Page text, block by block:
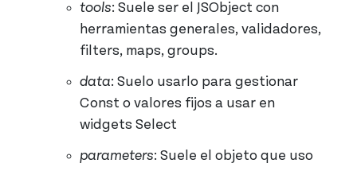
tools: Suele ser el JSObject con
herramientas generales, validadores,
filters, maps, groups.
data: Suelo usarlo para gestionar
Const o valores fijos a usar en
widgets Select
parameters: Suele el objeto que uso